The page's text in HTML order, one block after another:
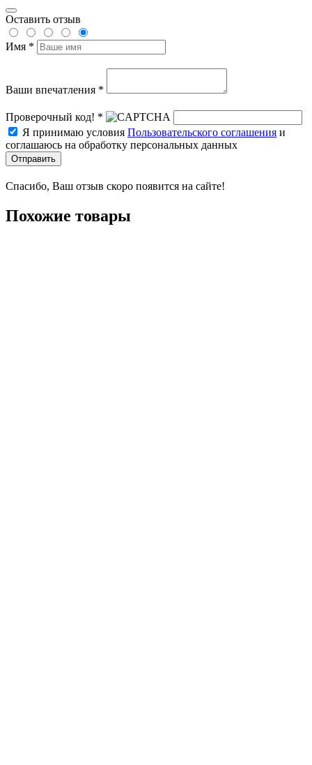
Оставить отзыв
Имя *
Ваши впечатления *
Проверочный код! *
Я принимаю условия Пользовательского соглашения и
соглашаюсь на обработку персональных данных
Отправить
Спасибо, Ваш отзыв скоро появится на сайте!
Похожие товары